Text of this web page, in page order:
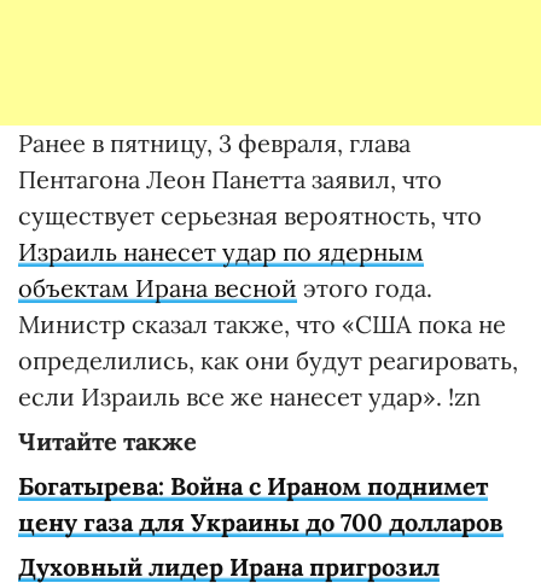
Ранее в пятницу, 3 февраля, глава
Пентагона Леон Панетта заявил, что
существует серьезная вероятность, что
Израиль нанесет удар по ядерным
объектам Ирана весной этого года.
Министр сказал также, что «США пока не
определились, как они будут реагировать,
если Израиль все же нанесет удар». !zn
Читайте также
Богатырева: Война с Ираном поднимет
цену газа для Украины до 700 долларов
Духовный лидер Ирана пригрозил